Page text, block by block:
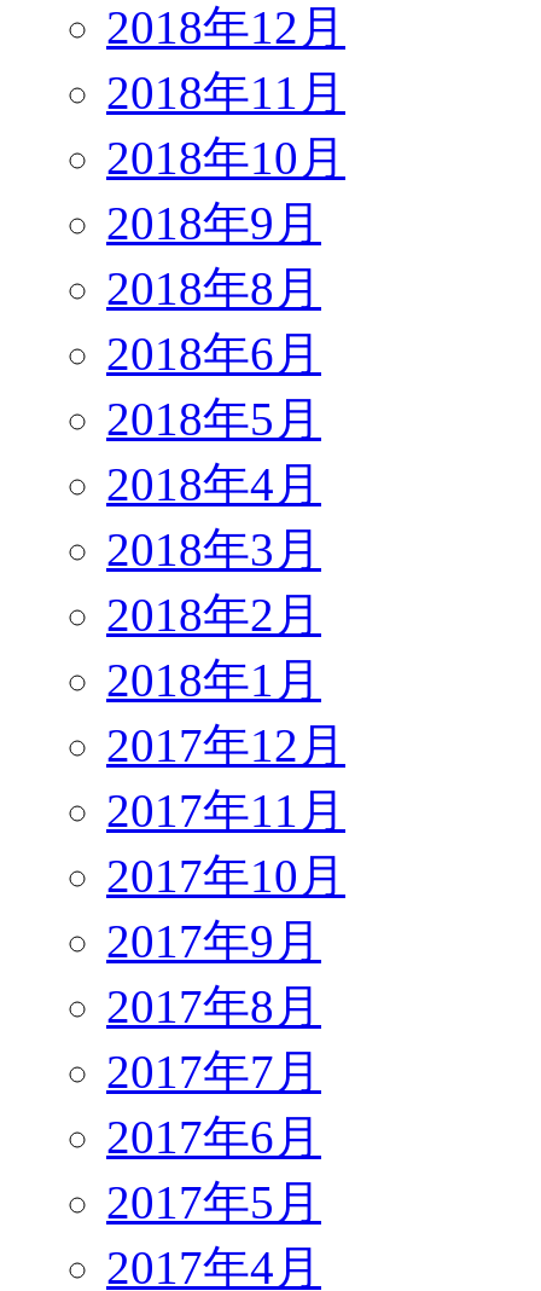
2018年12月
2018年11月
2018年10月
2018年9月
2018年8月
2018年6月
2018年5月
2018年4月
2018年3月
2018年2月
2018年1月
2017年12月
2017年11月
2017年10月
2017年9月
2017年8月
2017年7月
2017年6月
2017年5月
2017年4月